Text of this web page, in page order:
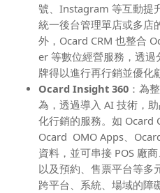
號、Instagram 等互動提
統一後台管理單店或多店
外，Ocard CRM 也整合
er 等數位經營服務，透
牌得以進行再行銷並優化
Ocard Insight 360 ：為
為，透過導入 AI 技術，
化行銷的服務。如 Ocard
Ocard OMO Apps、
資料，並可串接 POS 廠
以及預約、售票平台等多
跨平台、系統、場域的障